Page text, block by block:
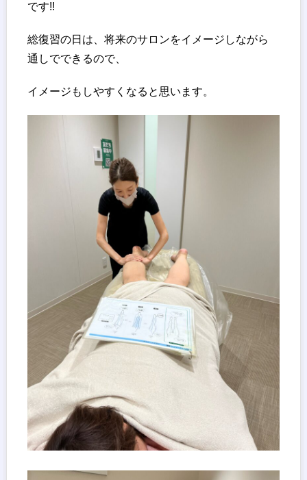
です!!
総復習の日は、将来のサロンをイメージしながら
通しでできるので、
イメージもしやすくなると思います。